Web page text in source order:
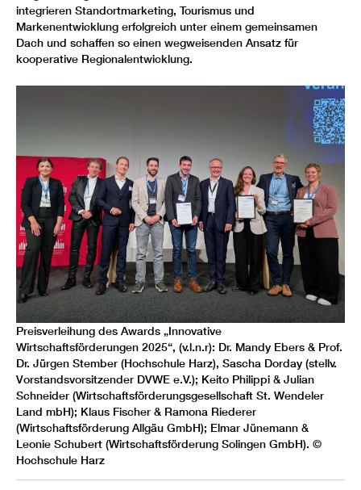
integrieren Standortmarketing, Tourismus und
Markenentwicklung erfolgreich unter einem gemeinsamen
Dach und schaffen so einen wegweisenden Ansatz für
kooperative Regionalentwicklung.
Preisverleihung des Awards „Innovative
Wirtschaftsförderungen 2025“, (v.l.n.r): Dr. Mandy Ebers & Prof.
Dr. Jürgen Stember (Hochschule Harz), Sascha Dorday (stellv.
Vorstandsvorsitzender DVWE e.V.); Keito Philippi & Julian
Schneider (Wirtschaftsförderungsgesellschaft St. Wendeler
Land mbH); Klaus Fischer & Ramona Riederer
(Wirtschaftsförderung Allgäu GmbH); Elmar Jünemann &
Leonie Schubert (Wirtschaftsförderung Solingen GmbH). ©
Hochschule Harz